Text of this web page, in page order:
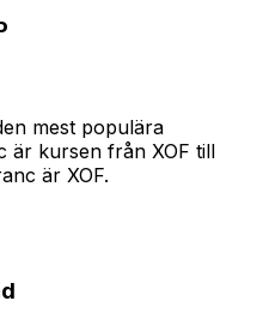
mest populära
är kursen från XOF till
är XOF.